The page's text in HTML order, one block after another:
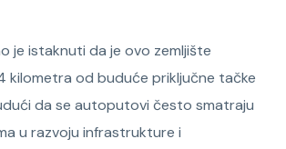
je istaknuti da je ovo zemljište
kilometra od buduće priključne tačke
da se autoputovi često smatraju
u razvoju infrastrukture i